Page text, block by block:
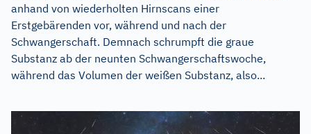
anhand von wiederholten Hirnscans einer
Erstgebärenden vor, während und nach der
Schwangerschaft. Demnach schrumpft die graue
Substanz ab der neunten Schwangerschaftswoche,
während das Volumen der weißen Substanz, also...